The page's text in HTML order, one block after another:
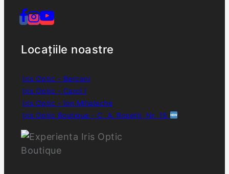
Locațiile noastre
Iris Optic - Berceni
Iris Optic - Carol I
Iris Optic - Ion Mihalache
Iris Optic Boutique - C. A. Rosetti, Nr. 15